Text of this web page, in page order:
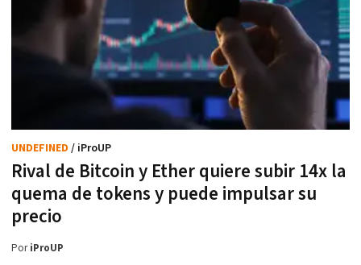
Rival de Bitcoin y Ether quiere subir 14x la
quema de tokens y puede impulsar su
precio
UNDEFINED / iProUP
PoriProUP